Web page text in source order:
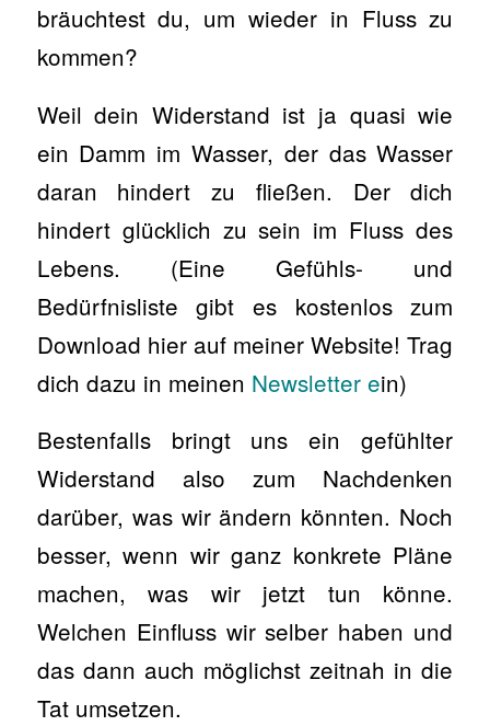
bräuchtest du, um wieder in Fluss zu
kommen?
Weil dein Widerstand ist ja quasi wie
ein Damm im Wasser, der das Wasser
daran hindert zu fließen. Der dich
hindert glücklich zu sein im Fluss des
Lebens. (Eine Gefühls- und
Bedürfnisliste gibt es kostenlos zum
Download hier auf meiner Website! Trag
dich dazu in meinen Newsletter ein)
Bestenfalls bringt uns ein gefühlter
Widerstand also zum Nachdenken
darüber, was wir ändern könnten. Noch
besser, wenn wir ganz konkrete Pläne
machen, was wir jetzt tun könne.
Welchen Einfluss wir selber haben und
das dann auch möglichst zeitnah in die
Tat umsetzen.